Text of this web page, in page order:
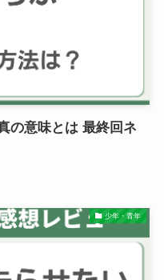
の意味とは 最終回ネ
少年・青年